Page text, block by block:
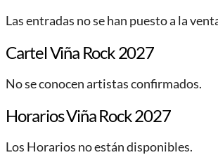
Las entradas no se han puesto a la
Cartel Viña Rock 2027
No se conocen artistas confirmados.
Horarios Viña Rock 2027
Los Horarios no están disponibles.